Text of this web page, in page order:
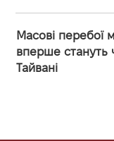
Масові перебої
вперше стануть
Тайвані